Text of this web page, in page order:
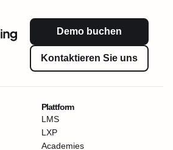
Demo buchen
Kontaktieren Sie uns
Plattform
LMS
LXP
Academies